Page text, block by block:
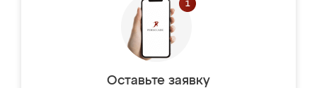
Оставьте заявку